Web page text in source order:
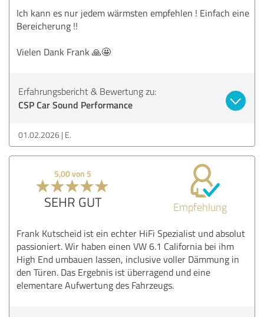
Ich kann es nur jedem wärmsten empfehlen ! Einfach eine
Bereicherung !!
Vielen Dank Frank 🙏🤩
Erfahrungsbericht & Bewertung zu:
CSP Car Sound Performance
01.02.2026 E.
5,00 von 5
SEHR GUT Empfehlung
Frank Kutscheid ist ein echter HiFi Spezialist und absolut
passioniert. Wir haben einen VW 6.1 California bei ihm
High End umbauen lassen, inclusive voller Dämmung in
den Türen. Das Ergebnis ist überragend und eine
elementare Aufwertung des Fahrzeugs.